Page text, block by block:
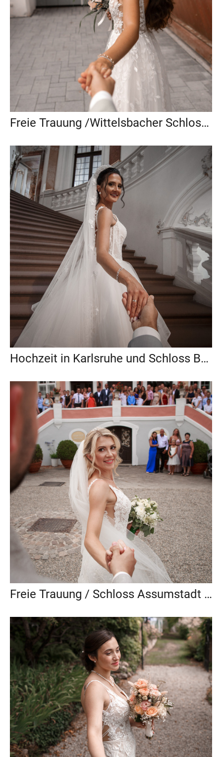
Freie Trauung /Wittelsbacher Schloss Friedberg / Bayern / Verena & Felix
Hochzeit in Karlsruhe und Schloss Bruchsal / Angelika & Michael
Freie Trauung / Schloss Assumstadt / Laura & Robert